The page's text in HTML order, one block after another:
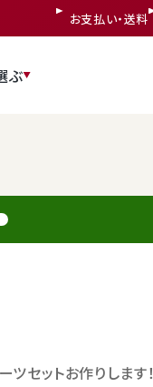
お支払い・送料
ぶ
セットお作りします！